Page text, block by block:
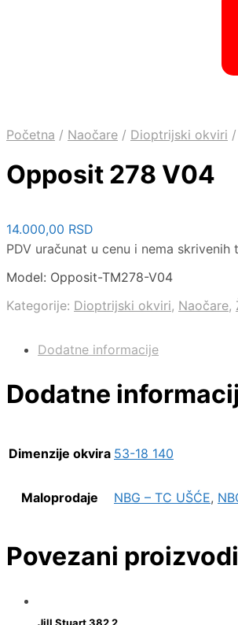
Početna / Naočare / Dioptrijski okviri /
Opposit 278 V04
14.000,00 RSD
PDV uračunat u cenu i nema skrivenih
Model: Opposit-TM278-V04
Kategorije: Dioptrijski okviri, Naočare,
Dodatne informacije
Dodatne
Dimenzije okvira 53-18 140
Maloprodaje NBG – TC UŠĆE,
Povezani proizvodi